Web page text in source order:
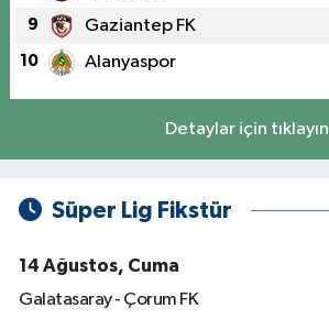
9 Gaziantep FK
10 Alanyaspor
Detaylar için tıklayın
Süper Lig Fikstür
14 Ağustos, Cuma
Galatasaray - Çorum FK